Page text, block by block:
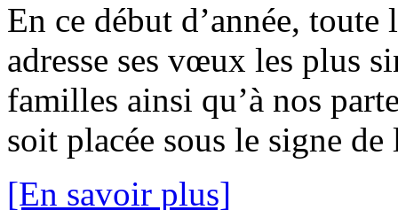
En ce début d’année, toute
adresse ses vœux les plus
familles ainsi qu’à nos
soit placée sous le signe de
[En savoir plus]